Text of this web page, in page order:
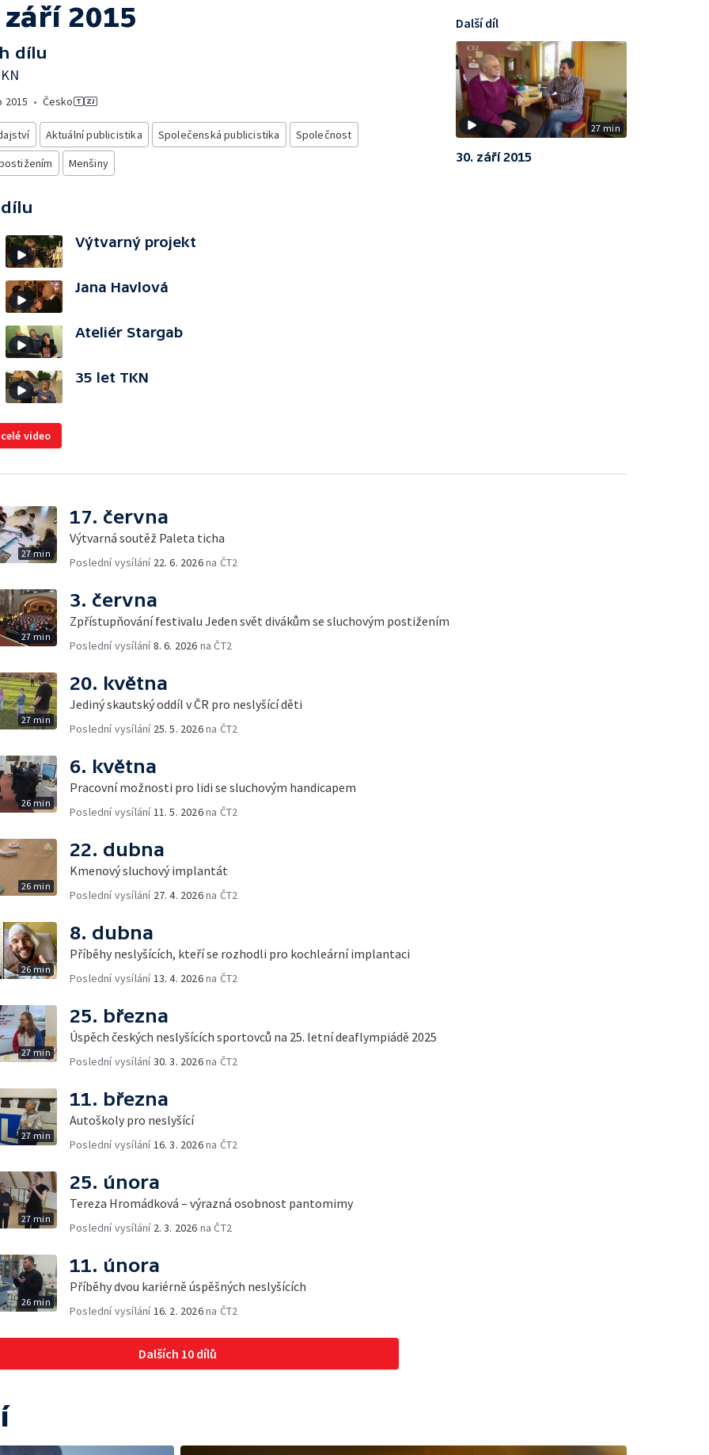
září 2015
dílu
2015 • Česko
Aktuální publicistika Společenská publicistika
Společnost
Menšiny
Výtvarný projekt
Jana Havlová
Ateliér Stargab
35 let TKN
video
27 min
Další díl
30. září 2015
27 min
17. června
Výtvarná soutěž Paleta ticha
Poslední vysílání 22. 6. 2026na ČT2
27 min
3. června
Zpřístupňování festivalu Jeden svět divákům se sluchovým postižením
Poslední vysílání8. 6. 2026 na ČT2
27 min
20. května
Jediný skautský oddíl v ČR pro neslyšící děti
Poslední vysílání 25. 5. 2026na ČT2
26 min
6. května
Pracovní možnosti pro lidi se sluchovým handicapem
Poslední vysílání11. 5. 2026na ČT2
26 min
22. dubna
Kmenový sluchový implantát
Poslední vysílání 27. 4. 2026na ČT2
26 min
8. dubna
Příběhy neslyšících, kteří se rozhodli pro kochleární implantaci
Poslední vysílání13. 4. 2026na ČT2
27 min
25. března
Úspěch českých neslyšících sportovců na 25. letní deaflympiádě 2025
Poslední vysílání30. 3. 2026na ČT2
27 min
11. března
Autoškoly pro neslyšící
Poslední vysílání16. 3. 2026na ČT2
27 min
25. února
Tereza Hromádková – výrazná osobnost pantomimy
Poslední vysílání 2. 3. 2026 na ČT2
26 min
11. února
Příběhy dvou kariérně úspěšných neslyšících
Poslední vysílání16. 2. 2026na ČT2
Dalších 10 dílů